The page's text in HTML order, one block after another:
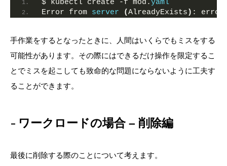
$ kubectl create -f mod.yaml
Error from server (AlreadyExists ) : error
手作業をするとなったときに、人間はいくらでもミスをする
可能性があります。その際にはできるだけ操作を限定するこ
とでミスを起こしても致命的な問題にならないように工夫す
ることができます。
ワークロードの場合 – 削除編
最後に削除する際のことについて考えます。